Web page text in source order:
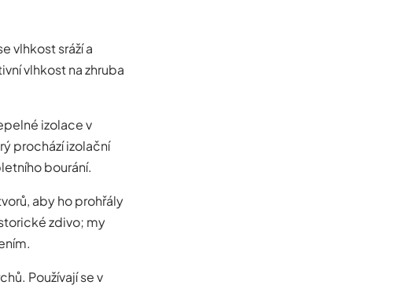
vlhkost sráží a
vlhkost na zhruba
izolace v
prochází izolační
bourání.
aby ho prohřály
zdivo; my
Používají se v